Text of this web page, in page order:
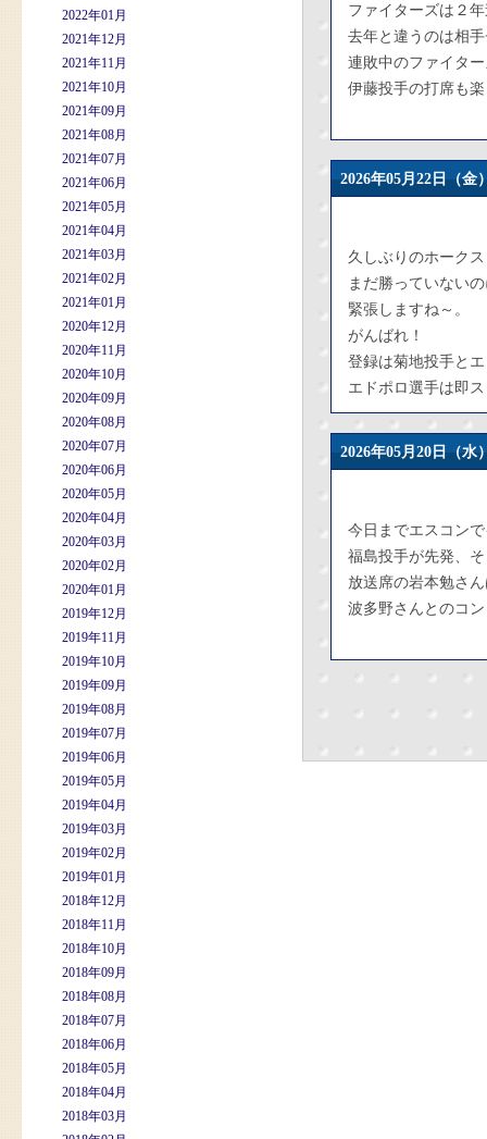
2022年01月
2021年12月
2021年11月
2021年10月
2021年09月
2021年08月
2021年07月
2021年06月
2021年05月
2021年04月
2021年03月
2021年02月
2021年01月
2020年12月
2020年11月
2020年10月
2020年09月
2020年08月
2020年07月
2020年06月
2020年05月
2020年04月
2020年03月
2020年02月
2020年01月
2019年12月
2019年11月
2019年10月
2019年09月
2019年08月
2019年07月
2019年06月
2019年05月
2019年04月
2019年03月
2019年02月
2019年01月
2018年12月
2018年11月
2018年10月
2018年09月
2018年08月
2018年07月
2018年06月
2018年05月
2018年04月
2018年03月
ファイターズは２
去年と違うのは相
連敗中のファイタ
伊藤投手の打席も
2026年05月22日
久しぶりのホーク
まだ勝っていない
緊張しますね～。
がんばれ！
登録は菊地投手と
エドポロ選手は即
2026年05月20日
今日までエスコン
福島投手が先発、
放送席の岩本勉さ
波多野さんとのコ